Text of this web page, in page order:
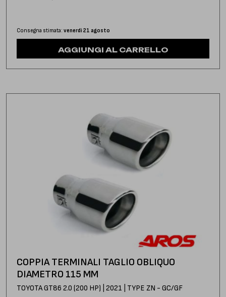
Consegna stimata: venerdì 21 agosto
AGGIUNGI AL CARRELLO
COPPIA TERMINALI TAGLIO OBLIQUO
DIAMETRO 115 MM
TOYOTA GT86 2.0 (200 HP) | 2021 | TYPE ZN - GC/GF